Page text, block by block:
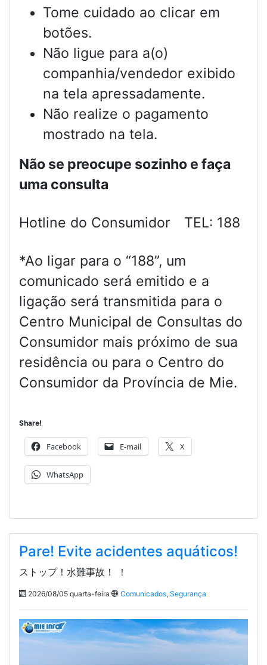
Tome cuidado ao clicar em
botões.
Não ligue para a(o)
companhia/vendedor exibido
na tela apressadamente.
Não realize o pagamento
mostrado na tela.
Não se preocupe sozinho e faça
uma consulta
Hotline do Consumidor TEL: 188
*Ao ligar para o “188”, um
comunicado será emitido e a
ligação será transmitida para o
Centro Municipal de Consultas do
Consumidor mais próximo de sua
residência ou para o Centro do
Consumidor da Província de Mie.
Share!
Facebook E-mail X
WhatsApp
Pare! Evite acidentes aquáticos!
ストップ！水難事故！ ！
2026/08/05 quarta-feira Comunicados, Segurança